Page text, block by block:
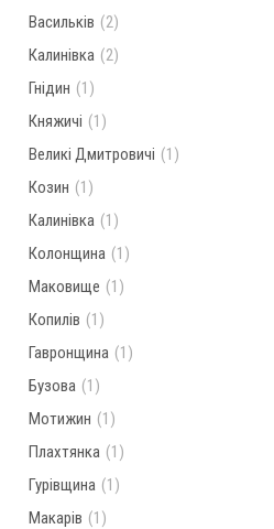
Васильків (2)
Калинівка (2)
Гнідин (1)
Княжичі (1)
Великі Дмитровичі (1)
Козин (1)
Калинівка (1)
Колонщина (1)
Маковище (1)
Копилів (1)
Гавронщина (1)
Бузова (1)
Мотижин (1)
Плахтянка (1)
Гурівщина (1)
Макарів (1)